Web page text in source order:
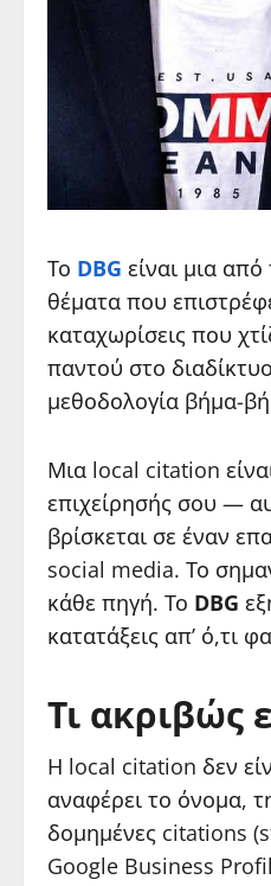
Το DBG είναι μια
θέματα που
καταχωρίσεις που
παντού στο
μεθοδολογία βήμα-
Μια local citation
επιχείρησής σου —
βρίσκεται σε έναν
social media. Το
κάθε πηγή. Το DBG
κατατάξεις απ’ ό,τι
Τι ακριβώς
Η local citation δεν
αναφέρει το όνομα,
δομημένες citations
Google Business